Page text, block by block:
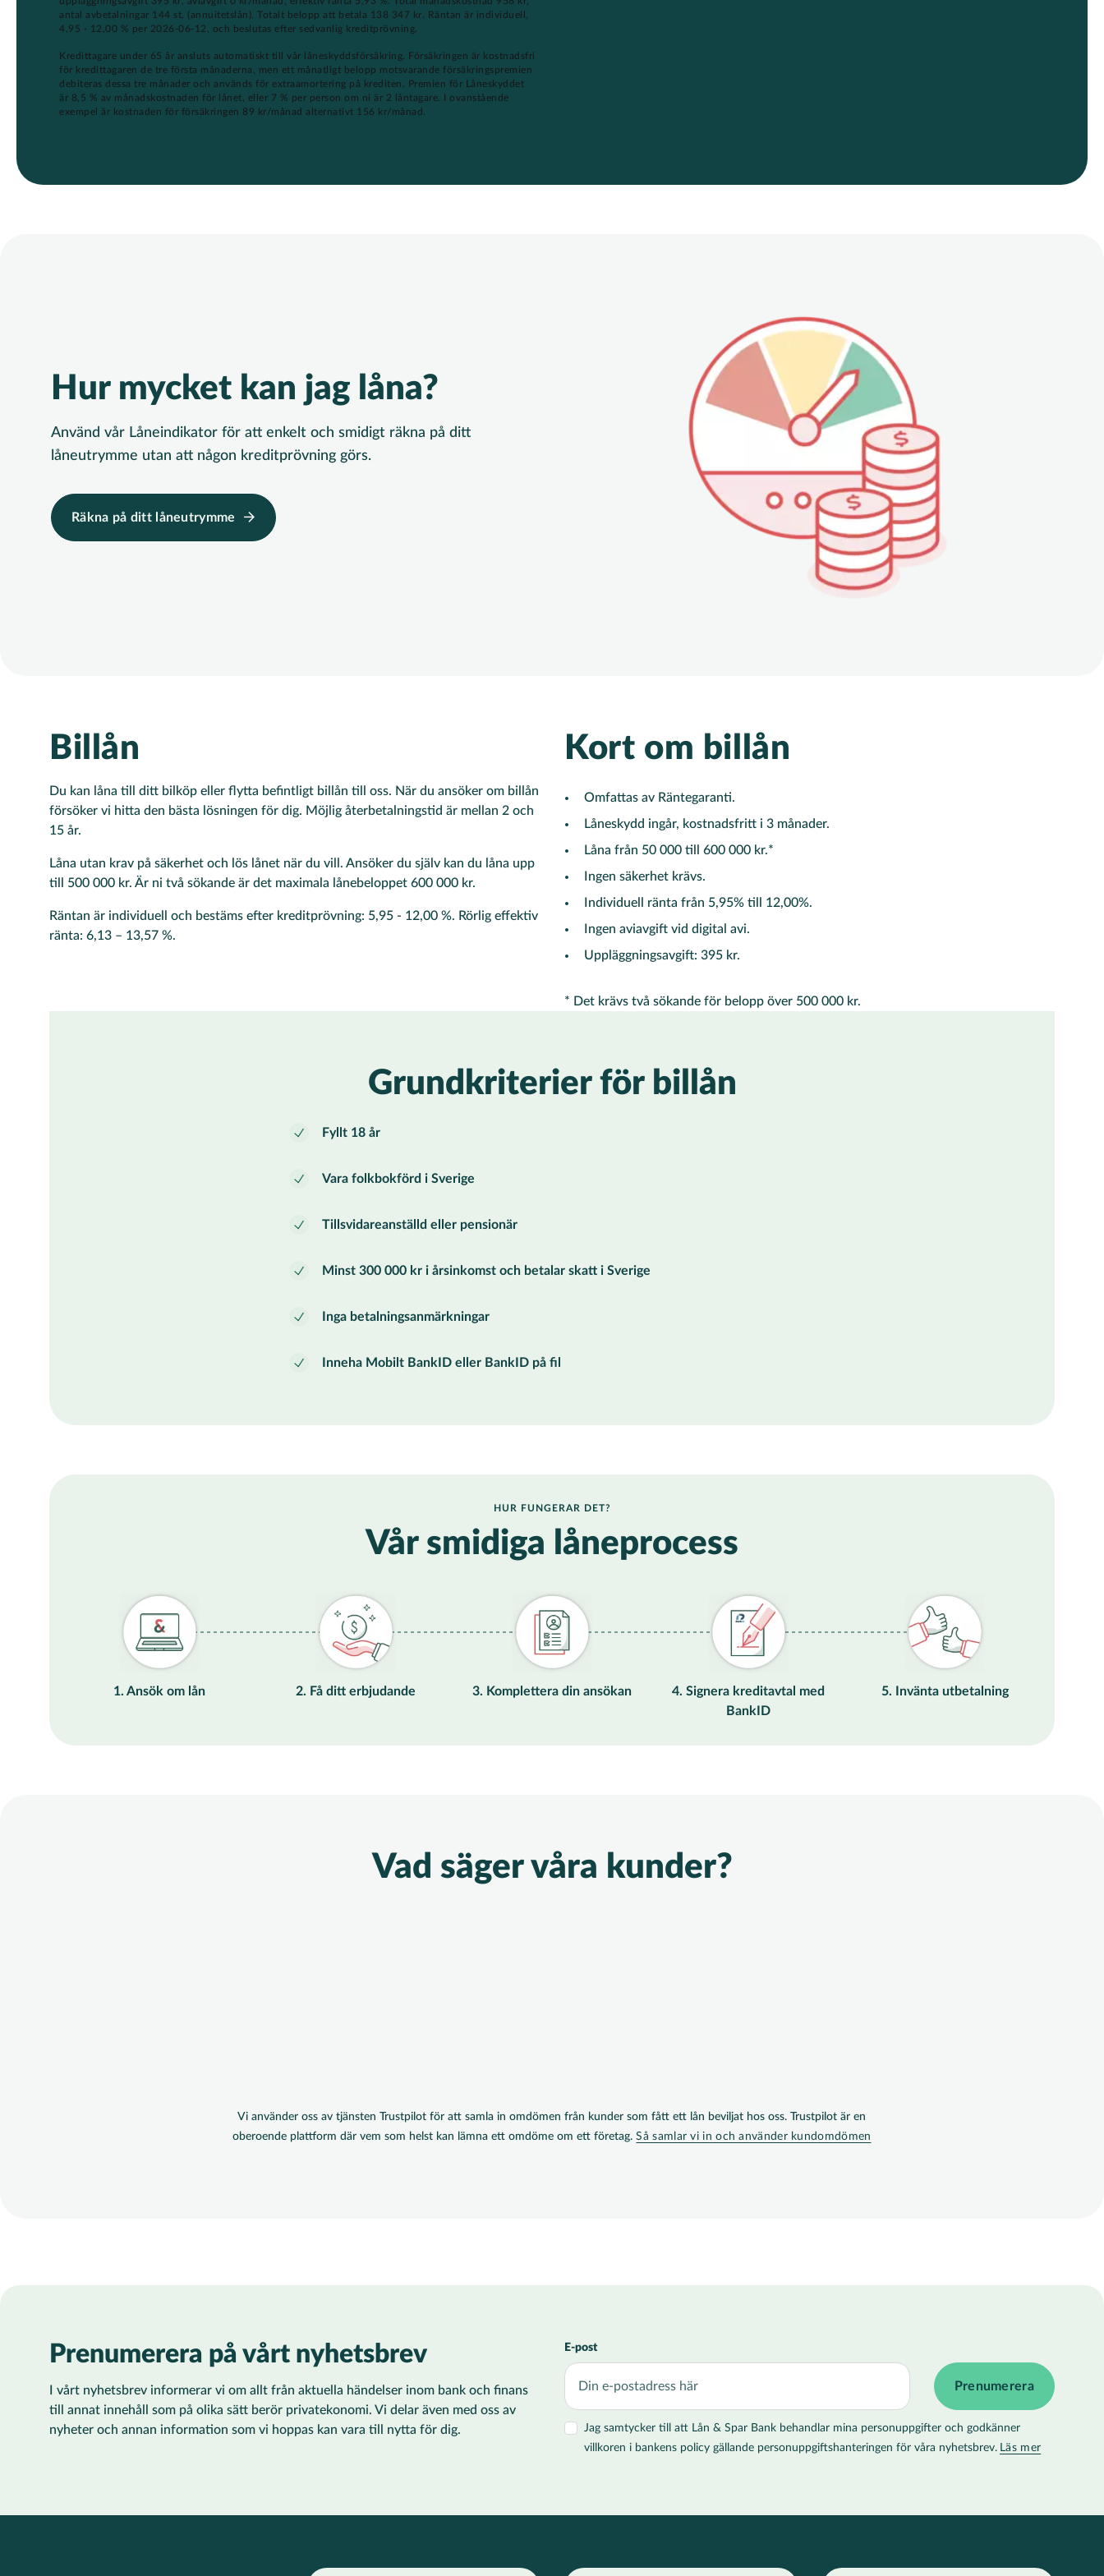
antal avbetalningar 144 st. (annuitetslån). Totalt belopp att betala 138 347 kr. Räntan är individuell,
4,95 - 12,00 % per 2026-06-12, och beslutas efter sedvanlig kreditprövning.
Kredittagare under 65 år ansluts automatiskt till vår låneskyddsförsäkring. Försäkringen är kostnadsfri
för kredittagaren de tre första månaderna, men ett månatligt belopp motsvarande försäkringspremien
debiteras dessa tre månader och används för extraamortering på krediten. Premien för Låneskyddet
är 8,5 % av månadskostnaden för lånet, eller 7 % per person om ni är 2 låntagare. I ovanstående
exempel är kostnaden för försäkringen 89 kr/månad alternativt 156 kr/månad.
Hur mycket kan jag låna?
Använd vår Låneindikator för att enkelt och smidigt räkna på ditt
låneutrymme utan att någon kreditprövning görs.
Räkna på ditt låneutrymme
Billån
Du kan låna till ditt bilköp eller flytta befintligt billån till oss. När du ansöker om billån
försöker vi hitta den bästa lösningen för dig. Möjlig återbetalningstid är mellan 2 och
15 år.
Låna utan krav på säkerhet och lös lånet när du vill. Ansöker du själv kan du låna upp
till 500 000 kr. Är ni två sökande är det maximala lånebeloppet 600 000 kr.
Räntan är individuell och bestäms efter kreditprövning: 5,95 - 12,00 %. Rörlig effektiv
ränta: 6,13 – 13,57 %.
Kort om billån
Omfattas av Räntegaranti.
Låneskydd ingår, kostnadsfritt i 3 månader.
Låna från 50 000 till 600 000 kr.*
Ingen säkerhet krävs.
Individuell ränta från 5,95% till 12,00%.
Ingen aviavgift vid digital avi.
Uppläggningsavgift: 395 kr.
* Det krävs två sökande för belopp över 500 000 kr.
Grundkriterier för billån
Fyllt 18 år
Vara folkbokförd i Sverige
Tillsvidareanställd eller pensionär
Minst 300 000 kr i årsinkomst och betalar skatt i Sverige
Inga betalningsanmärkningar
Inneha Mobilt BankID eller BankID på fil
HUR FUNGERAR DET?
Vår smidiga låneprocess
1. Ansök om lån 2. Få ditt erbjudande 3. Komplettera din ansökan
4. Signera kreditavtal med
BankID
5. Invänta utbetalning
Vad säger våra kunder?
Vi använder oss av tjänsten Trustpilot för att samla in omdömen från kunder som fått ett lån beviljat hos oss. Trustpilot är en
oberoende plattform där vem som helst kan lämna ett omdöme om ett företag.Så samlar vi in och använder kundomdömen
Prenumerera på vårt nyhetsbrev
I vårt nyhetsbrev informerar vi om allt från aktuella händelser inom bank och finans
till annat innehåll som på olika sätt berör privatekonomi. Vi delar även med oss av
nyheter och annan information som vi hoppas kan vara till nytta för dig.
E-post
Jag samtycker till att Lån & Spar Bank behandlar mina personuppgifter och godkänner
villkoren i bankens policy gällande personuppgiftshanteringen för våra nyhetsbrev. Läs mer